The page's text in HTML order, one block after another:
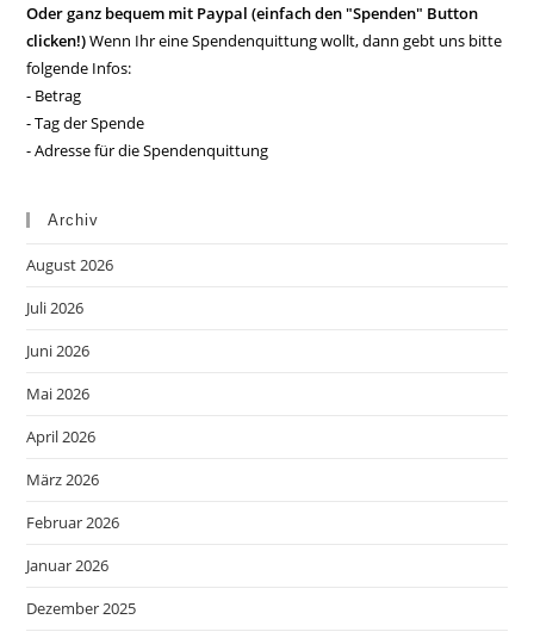
Oder ganz bequem mit Paypal (einfach den "Spenden" Button
clicken!)Wenn Ihr eine Spendenquittung wollt, dann gebt uns bitte
folgende Infos:
- Betrag
- Tag der Spende
- Adresse für die Spendenquittung
Archiv
August 2026
Juli 2026
Juni 2026
Mai 2026
April 2026
März 2026
Februar 2026
Januar 2026
Dezember 2025